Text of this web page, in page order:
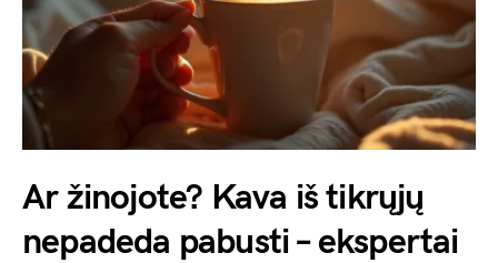
Ar žinojote? Kava iš tikrųjų
nepadeda pabusti – ekspertai